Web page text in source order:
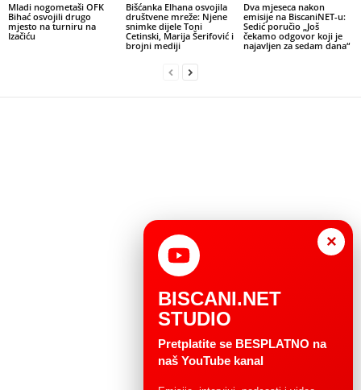
Mladi nogometaši OFK
Bihać osvojili drugo
mjesto na turniru na
Izačiću
Bišćanka Elhana osvojila
društvene mreže: Njene
snimke dijele Toni
Cetinski, Marija Šerifović i
brojni mediji
Dva mjeseca nakon
emisije na BiscaniNET-u:
Sedić poručio „Još
čekamo odgovor koji je
najavljen za sedam dana“
×
BISCANI.NET
STUDIO
Pretplatite se BESPLATNO na
naš YouTube kanal